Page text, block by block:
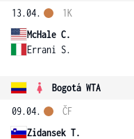
13.04.
McHale C.
Errani S.
1K
Bogotá WTA
09.04.
Zidansek T.
ČF